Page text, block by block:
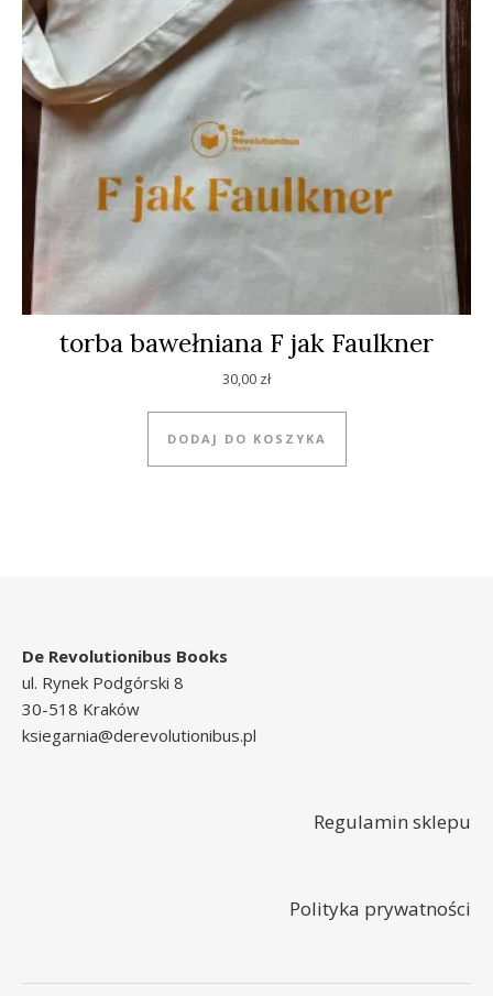
torba bawełniana F jak Faulkner
30,00 zł
DODAJ DO KOSZYKA
De Revolutionibus Books
ul. Rynek Podgórski 8
30-518 Kraków
ksiegarnia@derevolutionibus.pl
Regulamin sklepu
Polityka prywatności